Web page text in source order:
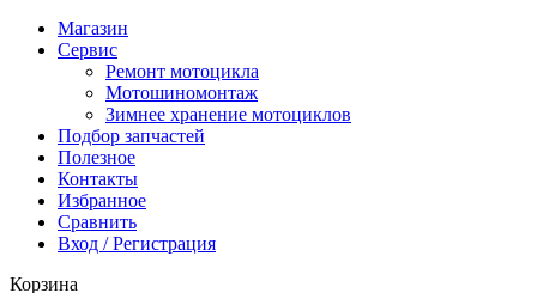
Магазин
Сервис
Ремонт мотоцикла
Мотошиномонтаж
Зимнее хранение мотоциклов
Подбор запчастей
Полезное
Контакты
Избранное
Сравнить
Вход / Регистрация
Корзина